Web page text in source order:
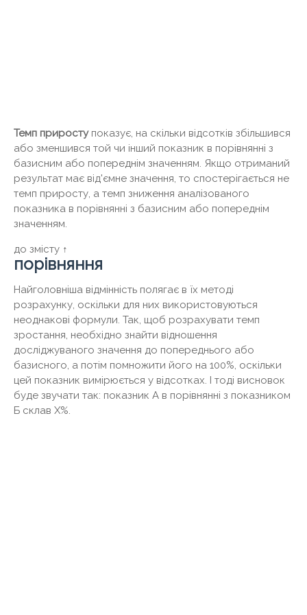
Темп прироступоказує, на скільки відсотків збільшився
або зменшився той чи інший показник в порівнянні з
базисним або попереднім значенням. Якщо отриманий
результат має від'ємне значення, то спостерігається не
темп приросту, а темп зниження аналізованого
показника в порівнянні з базисним або попереднім
значенням.
до змісту ↑
порівняння
Найголовніша відмінність полягає в їх методі
розрахунку, оскільки для них використовуються
неоднакові формули. Так, щоб розрахувати темп
зростання, необхідно знайти відношення
досліджуваного значення до попереднього або
базисного, а потім помножити його на 100%, оскільки
цей показник вимірюється у відсотках. І тоді висновок
буде звучати так: показник А в порівнянні з показником
Б склав Х%.